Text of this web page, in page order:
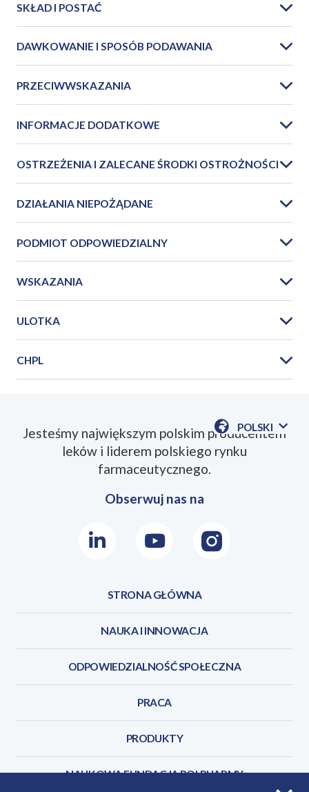
SKŁAD I POSTAĆ
DAWKOWANIE I SPOSÓB PODAWANIA
PRZECIWWSKAZANIA
INFORMACJE DODATKOWE
OSTRZEŻENIA I ZALECANE ŚRODKI OSTROŻNOŚCI
DZIAŁANIA NIEPOŻĄDANE
PODMIOT ODPOWIEDZIALNY
WSKAZANIA
ULOTKA
CHPL
SmPC_Covexan_2025_12PL.pdf
POLSKI
POKAŻ
Jesteśmy największym polskim producentem
leków i liderem polskiego rynku
farmaceutycznego.
Obserwuj nas na
LinkedInYoutubeInstagram
STRONA GŁÓWNA
NAUKA I INNOWACJA
ODPOWIEDZIALNOŚĆ SPOŁECZNA
PRACA
PRODUKTY
NAUKOWA FUNDACJA POLPHARMY